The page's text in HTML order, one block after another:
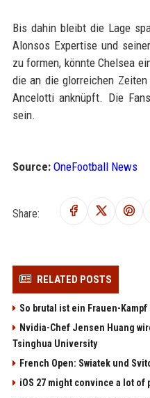
Bis dahin bleibt die Lage
Alonsos Expertise und
zu formen, könnte Chelsea
die an die glorreichen
Ancelotti anknüpft. Die
sein.
Source: OneFootball News
Share:
RELATED POSTS
So brutal ist ein Frauen-Kampf
Nvidia-Chef Jensen Huang
Tsinghua University
French Open: Swiatek und
iOS 27 might convince a lot of